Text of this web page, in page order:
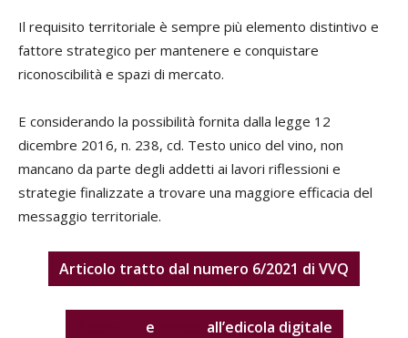
Il requisito territoriale è sempre più elemento distintivo e
fattore strategico per mantenere e conquistare
riconoscibilità e spazi di mercato.
E considerando la possibilità fornita dalla legge 12
dicembre 2016, n. 238, cd. Testo unico del vino, non
mancano da parte degli addetti ai lavori riflessioni e
strategie finalizzate a trovare una maggiore efficacia del
messaggio territoriale.
Articolo tratto dal numero 6/2021 di VVQ
e all’edicola digitale